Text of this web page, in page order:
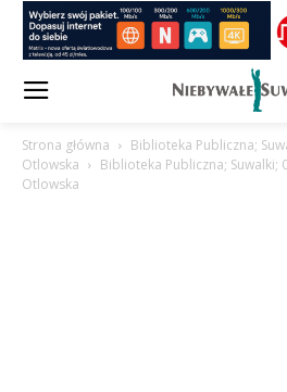
Strona główna
Biblioteka Publiczna;
Otlowska
Biblioteka Publiczna; Suwalki;
Otlowska